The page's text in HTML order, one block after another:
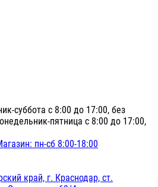
суббота с 8:00 до 17:00, без
пятница с 8:00 до 17:00,
пн-сб 8:00-18:00
край, г. Краснодар, ст.